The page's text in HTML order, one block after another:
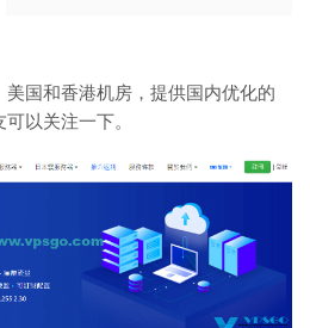
美国和香港机房，提供国内优化的
以关注一下。